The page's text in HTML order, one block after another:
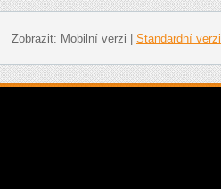
Zobrazit: Mobilní verzi | Standardní verzi